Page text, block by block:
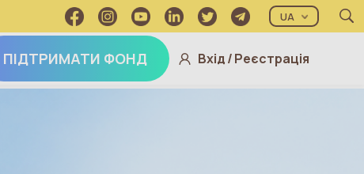
ПІДТРИМАТИ ФОНД Вхід/Реєстрація
UA